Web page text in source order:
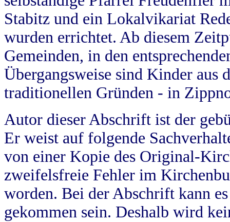
Stabitz und ein Lokalvikariat
wurden errichtet. Ab diesem
Gemeinden, in den
Übergangsweise sind Kinder aus
traditionellen Gründen - in
Autor dieser Abschrift ist der
Er weist auf folgende
von einer Kopie des Original-
zweifelsfreie Fehler im
worden. Bei der Abschrift kann
gekommen sein. Deshalb wird